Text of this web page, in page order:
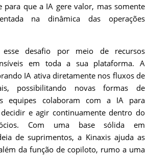
para que a IA gere valor, mas somente
na dinâmica das operações
desafio por meio de recursos
em toda a sua plataforma. A
IA ativa diretamente nos fluxos de
possibilitando novas formas de
equipes colaboram com a IA para
e agir continuamente dentro do
Com uma base sólida em
de suprimentos, a Kinaxis ajuda as
da função de copiloto, rumo a uma